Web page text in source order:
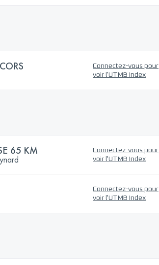
Connectez-vous pour
voir l'UTMB Index
65 KM
Connectez-vous pour
voir l'UTMB Index
Connectez-vous pour
voir l'UTMB Index